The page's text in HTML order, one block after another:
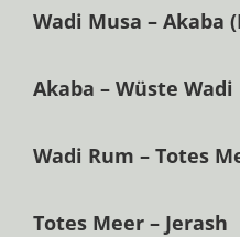
Wadi Musa – Akaba
Akaba – Wüste Wadi
Wadi Rum – Totes
Totes Meer – Jerash